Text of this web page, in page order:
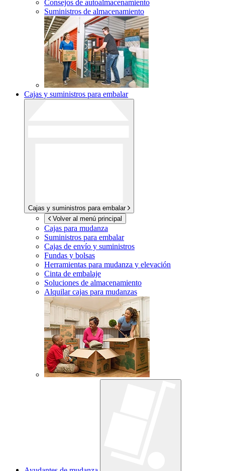
Consejos de autoalmacenamiento
Suministros de almacenamiento
Cajas y suministros para embalar
Cajas y suministros para embalar
Volver al menú principal
Cajas para mudanza
Suministros para embalar
Cajas de envío y suministros
Fundas y bolsas
Herramientas para mudanza y elevación
Cinta de embalaje
Soluciones de almacenamiento
Alquilar cajas para mudanzas